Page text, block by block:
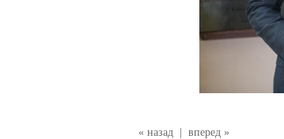
« назад | вперед »